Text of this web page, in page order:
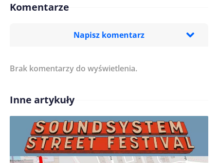
Komentarze
Napisz komentarz
Treść komentarza*
Imię/ Nick*
Brak komentarzy do wyświetlenia.
Inne artykuły